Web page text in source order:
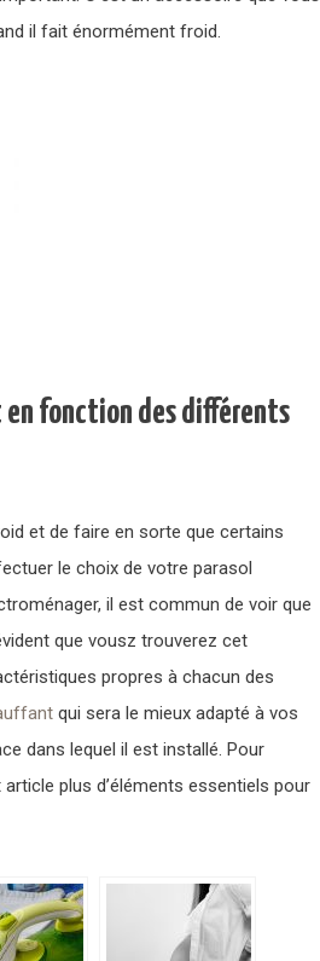
il fait énormément froid.
en fonction des différents
et de faire en sorte que certains
le choix de votre parasol
il est commun de voir que
que vousz trouverez cet
propres à chacun des
qui sera le mieux adapté à vos
dans lequel il est installé. Pour
plus d’éléments essentiels pour